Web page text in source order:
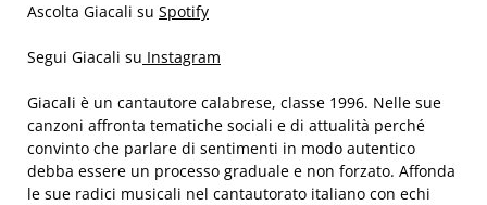
Ascolta Giacali su Spotify
Segui Giacali su Instagram
Giacali è un cantautore calabrese, classe 1996. Nelle sue
canzoni affronta tematiche sociali e di attualità perché
convinto che parlare di sentimenti in modo autentico
debba essere un processo graduale e non forzato. Affonda
le sue radici musicali nel cantautorato italiano con echi